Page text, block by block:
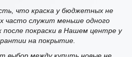
что краска у бюджетных не
часто служит меньше одного
после покраски в Нашем центре у
на покрытие.